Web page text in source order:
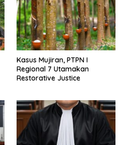
Kasus Mujiran, PTPN I
Regional 7 Utamakan
Restorative Justice